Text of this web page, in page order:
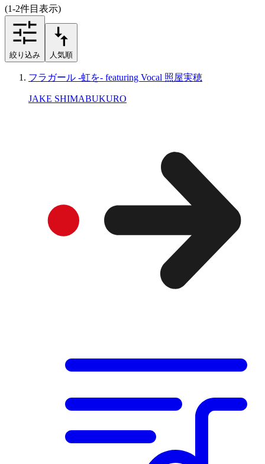
(1-2件目表示)
絞り込み 人気順
フラガール -虹を- featuring Vocal 照屋実穂
JAKE SHIMABUKURO